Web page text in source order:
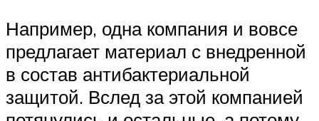
Например, одна компания и вовсе
предлагает материал с внедренной
в состав антибактериальной
защитой. Вслед за этой компанией